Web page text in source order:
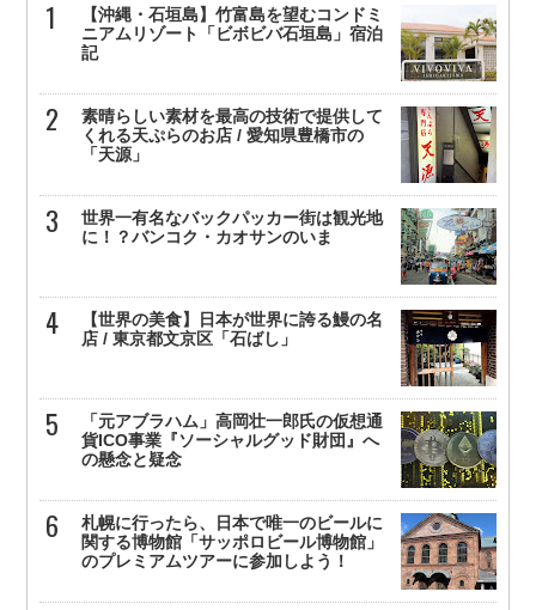
【沖縄・石垣島】竹富島を望むコンドミ
ニアムリゾート「ビボビバ石垣島」宿泊
記
素晴らしい素材を最高の技術で提供して
くれる天ぷらのお店 / 愛知県豊橋市の
「天源」
世界一有名なバックパッカー街は観光地
に！？バンコク・カオサンのいま
【世界の美食】日本が世界に誇る鰻の名
店 / 東京都文京区「石ばし」
「元アブラハム」高岡壮一郎氏の仮想通
貨ICO事業『ソーシャルグッド財団』へ
の懸念と疑念
札幌に行ったら、日本で唯一のビールに
関する博物館「サッポロビール博物館」
のプレミアムツアーに参加しよう！